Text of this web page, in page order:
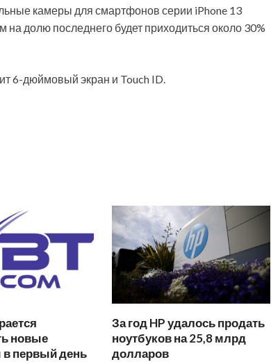
камеры для смартфонов серии iPhone 13
долю последнего будет приходиться около 30%
6-дюймовый экран и Touch ID.
новые
первый день
За год HP удалось продать
ноутбуков на 25,8 млрд
долларов